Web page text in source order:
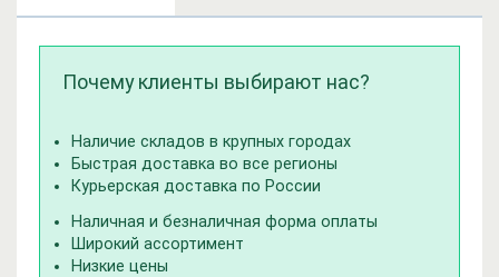
Почему клиенты выбирают нас?
Наличие складов в крупных городах
Быстрая доставка во все регионы
Курьерская доставка по России
Наличная и безналичная форма оплаты
Широкий ассортимент
Низкие цены